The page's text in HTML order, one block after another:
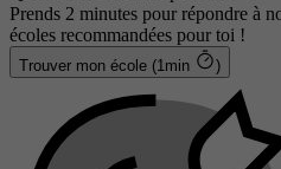
Prends 2 minutes pour répondre à
écoles recommandées pour toi !
Trouver mon école (1min )